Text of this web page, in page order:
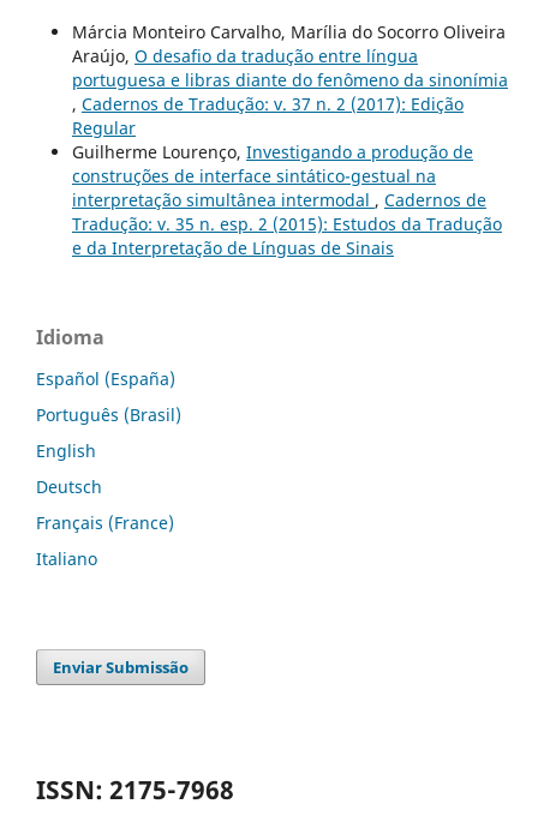
Márcia Monteiro Carvalho, Marília do Socorro Oliveira
Araújo, O desafio da tradução entre língua
portuguesa e libras diante do fenômeno da sinonímia
, Cadernos de Tradução: v. 37 n. 2 (2017): Edição
Regular
Guilherme Lourenço, Investigando a produção de
construções de interface sintático-gestual na
interpretação simultânea intermodal , Cadernos de
Tradução: v. 35 n. esp. 2 (2015): Estudos da Tradução
e da Interpretação de Línguas de Sinais
Idioma
Español (España)
Português (Brasil)
English
Deutsch
Français (France)
Italiano
Enviar Submissão
ISSN: 2175-7968